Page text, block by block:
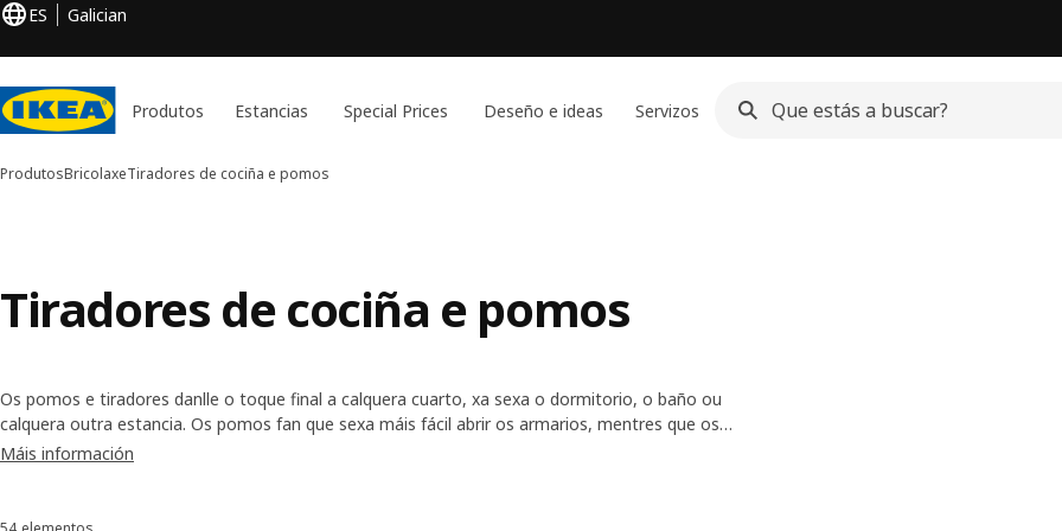
ES Galician
Produtos Estancias Special Prices Deseño e ideas Servizos
ProdutosBricolaxeTiradores de cociña e pomos
Tiradores de cociña e pomos
Os pomos e tiradores danlle o toque final a calquera cuarto, xa sexa o dormitorio, o baño ou
calquera outra estancia. Os pomos fan que sexa máis fácil abrir os armarios, mentres que os
tiradores das portas axudan a dar un estilo uniforme á estancia. Explora a nosa variedade, onde
Máis información